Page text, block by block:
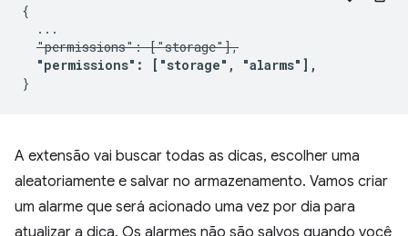
{
  ...
"permissions": ["storage"],
"permissions": ["storage", "alarms"],
A extensão vai buscar todas as dicas, escolher uma
aleatoriamente e salvar no armazenamento. Vamos criar
um alarme que será acionado uma vez por dia para
atualizar a dica. Os alarmes não são salvos quando você